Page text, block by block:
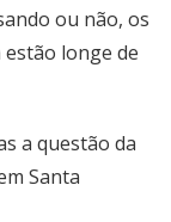
ou não, os
longe de
a questão da
Santa